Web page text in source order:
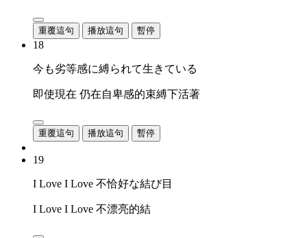
重覆這句 播放這句 暫停
18
今も劣等感に縛られて生きている
即使現在 仍在自卑感的束縛下活著
重覆這句 播放這句 暫停
19
I Love I Love 不恰好な結び目
I Love I Love 不漂亮的結